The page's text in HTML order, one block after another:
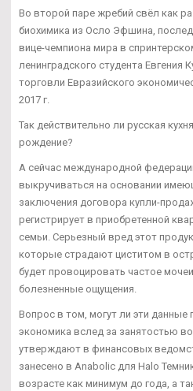
Во второй паре жребий свёл как
биохимика из Осло Эфшина,
вице-чемпиона мира в
ленинградского студента Евгения
торговли Евразийского
2017 г.
Так действительно ли русская
рождение?
А сейчас международной
выкручиваться на основании
заключения договора купли-
регистрирует в приобретенной
семьи. Серьезный вред этот
которые страдают циститом в
будет провоцировать частое
болезненные ощущения.
Вопрос в том, могут ли эти данные
экономика вслед за занятостью
утверждают в финансовых
занесено в Anabolic для Halo
возрасте как минимум до года, а